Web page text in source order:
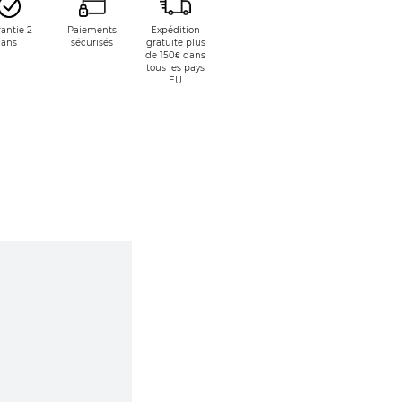
2
ans
Paiements
sécurisés
Expédition
gratuite plus
de 150€ dans
tous les pays
EU